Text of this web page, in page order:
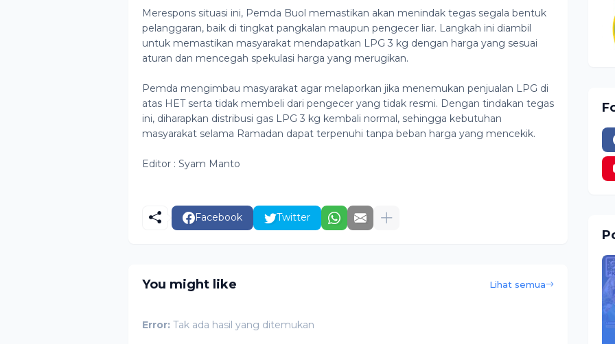
Merespons situasi ini, Pemda Buol memastikan akan menindak tegas segala bentuk
pelanggaran, baik di tingkat pangkalan maupun pengecer liar. Langkah ini diambil
untuk memastikan masyarakat mendapatkan LPG 3 kg dengan harga yang sesuai
aturan dan mencegah spekulasi harga yang merugikan.
Pemda mengimbau masyarakat agar melaporkan jika menemukan penjualan LPG di
atas HET serta tidak membeli dari pengecer yang tidak resmi. Dengan tindakan tegas
ini, diharapkan distribusi gas LPG 3 kg kembali normal, sehingga kebutuhan
masyarakat selama Ramadan dapat terpenuhi tanpa beban harga yang mencekik.
Editor : Syam Manto
Facebook Twitter
You might like Lihat semua
Error: Tak ada hasil yang ditemukan